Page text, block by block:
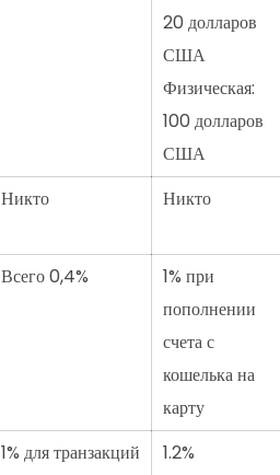
20 долларов
США
Физическая:
100 долларов
США
Никто Никто
Всего 0,4%
1% при
пополнении
счета с
кошелька на
карту
1% для транзакций
1.2%